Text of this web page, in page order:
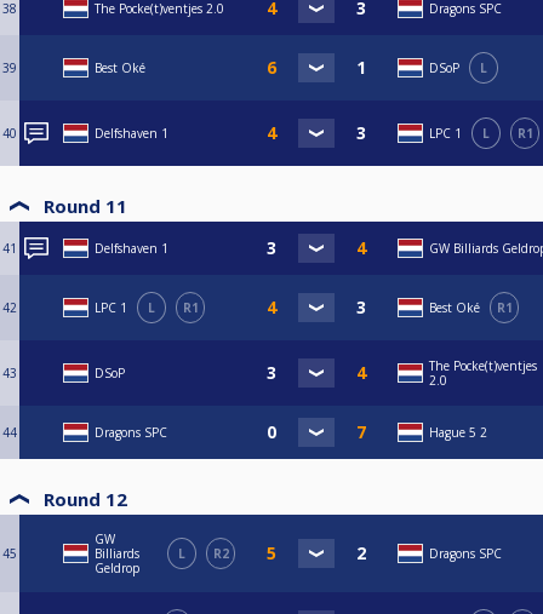
38 The Pocke(t)ventjes 2.0 Dragons SPC
39 Best Oké DSoP L
40 Delfshaven 1 LPC 1 L R1
Round 11
41 Delfshaven 1 GW Billiards
42 LPC 1 L R1 Best Oké R1
43 DSoP
The Pocke(t)ventjes
2.0
44 Dragons SPC Hague 5 2
Round 12
45
GW
Billiards
Geldrop
L R2 Dragons SPC